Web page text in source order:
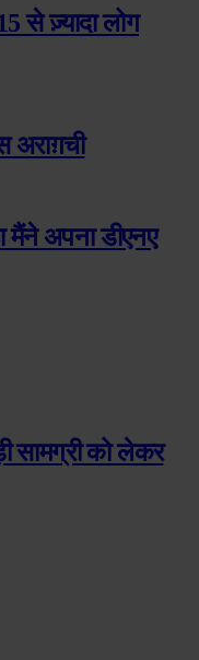
से ज़्यादा लोग
अराग़ची
मैंने अपना डीएनए
सामग्री को लेकर